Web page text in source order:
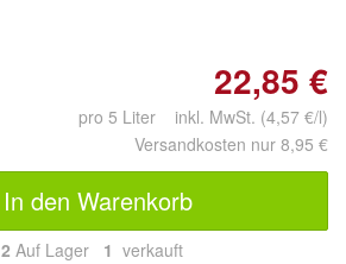
22,85 €
pro 5 Liter inkl. MwSt. (4,57 €/l)
Versandkosten nur 8,95 €
In den Warenkorb
2 Auf Lager 1 verkauft